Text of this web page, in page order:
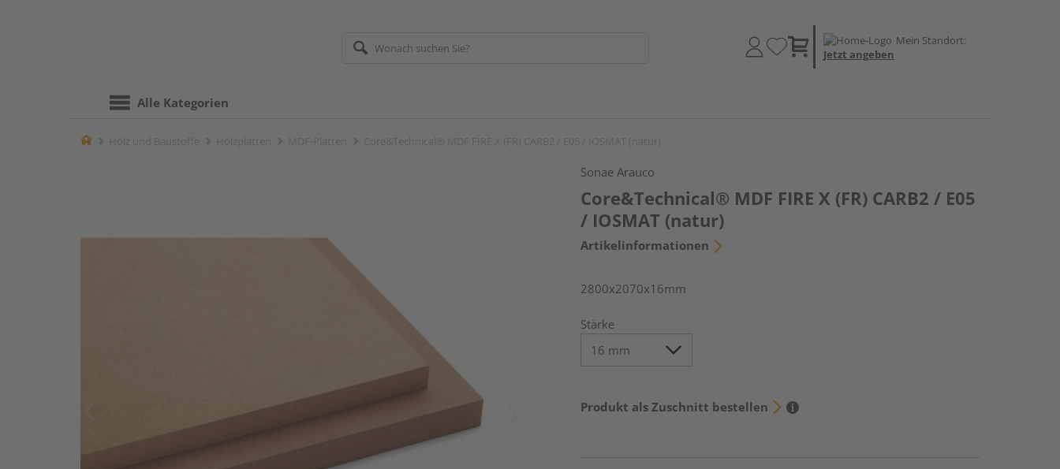
Mein Standort:
Jetzt angeben
Alle Kategorien
Home
Sonae Arauco
Core&Technical® MDF FIRE X (FR) CARB2 / E05
/ IOSMAT (natur)
Artikelinformationen
2800x2070x16mm
Stärke
Produkt als Zuschnitt bestellen